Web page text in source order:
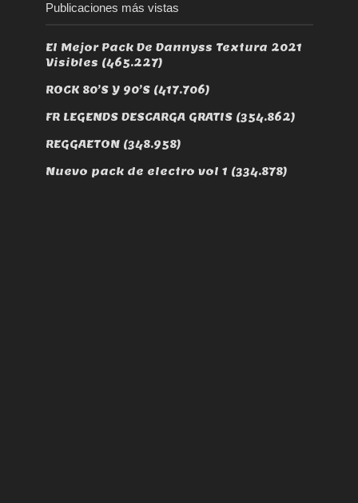
Publicaciones más vistas
El Mejor Pack De Dannyss Textura 2021
Visibles (465.227)
ROCK 80’S Y 90’S (417.706)
FR LEGENDS DESCARGA GRATIS (354.862)
REGGAETON (348.958)
Nuevo pack de electro vol 1 (334.878)